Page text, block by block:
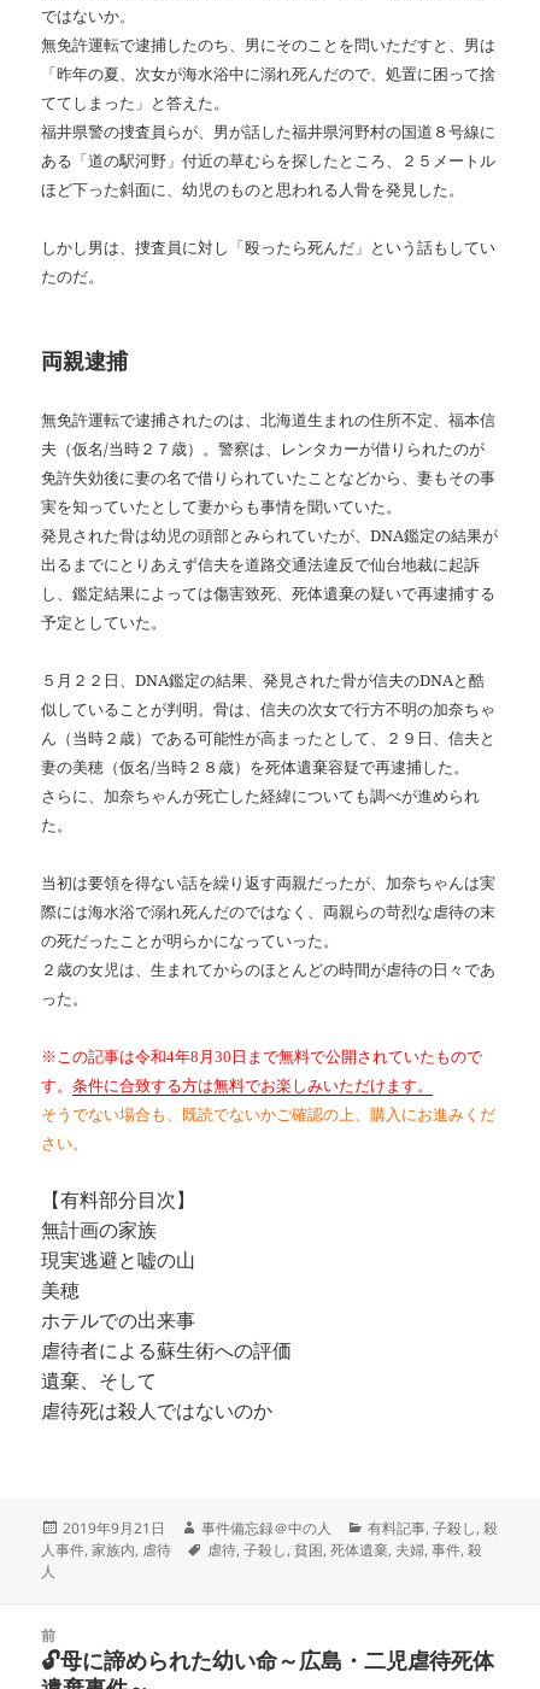
ではないか。
無免許運転で逮捕したのち、男にそのことを問いただすと、男は
「昨年の夏、次女が海水浴中に溺れ死んだので、処置に困って捨
ててしまった」と答えた。
福井県警の捜査員らが、男が話した福井県河野村の国道８号線に
ある「道の駅河野」付近の草むらを探したところ、２５メートル
ほど下った斜面に、幼児のものと思われる人骨を発見した。
しかし男は、捜査員に対し「殴ったら死んだ」という話もしてい
たのだ。
両親逮捕
無免許運転で逮捕されたのは、北海道生まれの住所不定、福本信
夫（仮名/当時２７歳）。警察は、レンタカーが借りられたのが
免許失効後に妻の名で借りられていたことなどから、妻もその事
実を知っていたとして妻からも事情を聞いていた。
発見された骨は幼児の頭部とみられていたが、DNA鑑定の結果が
出るまでにとりあえず信夫を道路交通法違反で仙台地裁に起訴
し、鑑定結果によっては傷害致死、死体遺棄の疑いで再逮捕する
予定としていた。
５月２２日、DNA鑑定の結果、発見された骨が信夫のDNAと酷
似していることが判明。骨は、信夫の次女で行方不明の加奈ちゃ
ん（当時２歳）である可能性が高まったとして、２９日、信夫と
妻の美穂（仮名/当時２８歳）を死体遺棄容疑で再逮捕した。
さらに、加奈ちゃんが死亡した経緯についても調べが進められ
た。
当初は要領を得ない話を繰り返す両親だったが、加奈ちゃんは実
際には海水浴で溺れ死んだのではなく、両親らの苛烈な虐待の末
の死だったことが明らかになっていった。
２歳の女児は、生まれてからのほとんどの時間が虐待の日々であ
った。
※この記事は令和4年8月30日まで無料で公開されていたもので
す。条件に合致する方は無料でお楽しみいただけます。
そうでない場合も、既読でないかご確認の上、購入にお進みくだ
さい。
【有料部分目次】
無計画の家族
現実逃避と嘘の山
美穂
ホテルでの出来事
虐待者による蘇生術への評価
遺棄、そして
虐待死は殺人ではないのか
投
稿
2019年9月21日
作
成
事件備忘録＠中の人
カ
テ
有料記事,子殺し,殺
人事件,家族内, 虐待
タ
虐待,子殺し,貧困,死体遺棄, 夫婦,事件,殺
人
前
前
🔓母に諦められた幼い命～広島・二児虐待死体